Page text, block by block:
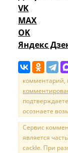
VK
MAX
OK
Яндекс
комментарий,
осознаете
Сервис
является
cackle. При